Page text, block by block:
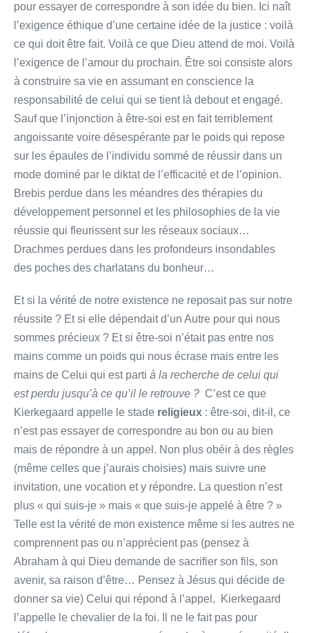
pour essayer de correspondre à son idée du bien. Ici naît
l’exigence éthique d’une certaine idée de la justice : voilà
ce qui doit être fait. Voilà ce que Dieu attend de moi. Voilà
l’exigence de l’amour du prochain. Être soi consiste alors
à construire sa vie en assumant en conscience la
responsabilité de celui qui se tient là debout et engagé.
Sauf que l’injonction à être-soi est en fait terriblement
angoissante voire désespérante par le poids qui repose
sur les épaules de l’individu sommé de réussir dans un
mode dominé par le diktat de l’efficacité et de l’opinion.
Brebis perdue dans les méandres des thérapies du
développement personnel et les philosophies de la vie
réussie qui fleurissent sur les réseaux sociaux…
Drachmes perdues dans les profondeurs insondables
des poches des charlatans du bonheur…
Et si la vérité de notre existence ne reposait pas sur notre
réussite ? Et si elle dépendait d’un Autre pour qui nous
sommes précieux ? Et si être-soi n’était pas entre nos
mains comme un poids qui nous écrase mais entre les
mains de Celui qui est parti à la recherche de celui qui
est perdu jusqu’à ce qu’il le retrouve ? C’est ce que
Kierkegaard appelle le stade religieux : être-soi, dit-il, ce
n’est pas essayer de correspondre au bon ou au bien
mais de répondre à un appel. Non plus obéir à des règles
(même celles que j’aurais choisies) mais suivre une
invitation, une vocation et y répondre. La question n’est
plus « qui suis-je » mais « que suis-je appelé à être ? »
Telle est la vérité de mon existence même si les autres ne
comprennent pas ou n’apprécient pas (pensez à
Abraham à qui Dieu demande de sacrifier son fils, son
avenir, sa raison d’être… Pensez à Jésus qui décide de
donner sa vie) Celui qui répond à l’appel, Kierkegaard
l’appelle le chevalier de la foi. Il ne le fait pas pour